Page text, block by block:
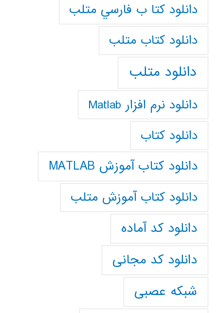
دانلود كتا ب فارسي متلب
دانلود كتاب متلب
دانلود متلب
دانلود نرم افزار Matlab
دانلود کتاب
دانلود کتاب آموزش MATLAB
دانلود کتاب آموزش متلب
دانلود کد آماده
دانلود کد مجانی
شبکه عصبی